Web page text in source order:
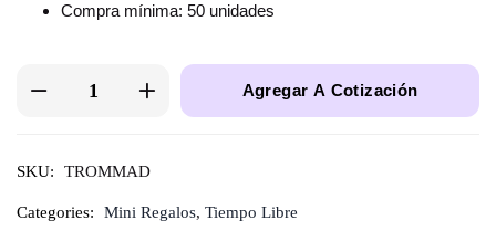
Compra mínima: 50 unidades
Agregar A Cotización
SKU: TROMMAD
Categories: Mini Regalos, Tiempo Libre